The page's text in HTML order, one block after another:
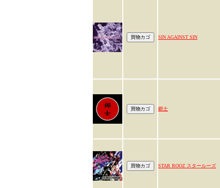
SIN AGAINST SIN
郷士
STAR ROOZ スタールーズ